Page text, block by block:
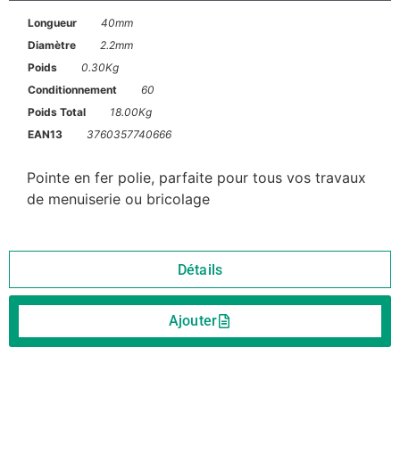
Longueur
40mm
Diamètre
2.2mm
Poids
0.30Kg
Conditionnement
60
Poids Total
18.00Kg
EAN13
3760357740666
Pointe en fer polie, parfaite pour tous vos travaux
de menuiserie ou bricolage
Détails
Ajouter